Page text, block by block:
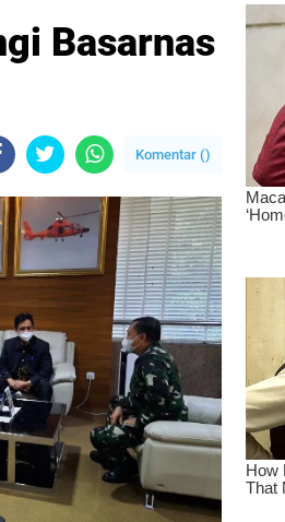
Basarnas
Komentar ()